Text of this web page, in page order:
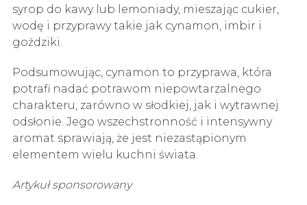
syrop do kawy lub lemoniady, mieszając cukier,
wodę i przyprawy takie jak cynamon, imbir i
goździki.
Podsumowując, cynamon to przyprawa, która
potrafi nadać potrawom niepowtarzalnego
charakteru, zarówno w słodkiej, jak i wytrawnej
odsłonie. Jego wszechstronność i intensywny
aromat sprawiają, że jest niezastąpionym
elementem wielu kuchni świata.
Artykuł sponsorowany